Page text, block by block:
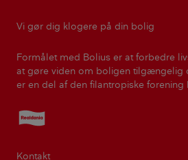
Vi gør dig klogere på din bolig
Formålet med Bolius er at forbedre
at gøre viden om boligen tilgængelig
er en del af den filantropiske forening
Realdania
Kontakt